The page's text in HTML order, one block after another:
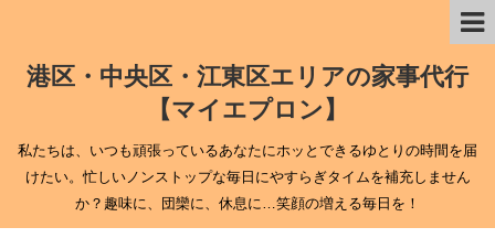
港区・中央区・江東区エリアの家事代行
【マイエプロン】
私たちは、いつも頑張っているあなたにホッとできるゆとりの時間を届
けたい。忙しいノンストップな毎日にやすらぎタイムを補充しません
か？趣味に、団欒に、休息に…笑顔の増える毎日を！